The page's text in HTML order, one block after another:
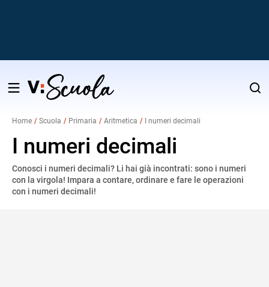
Salta
contenuto
Home Scuola Primaria Aritmetica I numeri decimali
I numeri decimali
Conosci i numeri decimali? Li hai già incontrati: sono i numeri
con la virgola! Impara a contare, ordinare e fare le operazioni
con i numeri decimali!